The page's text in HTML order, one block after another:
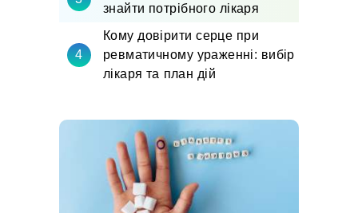
знайти потрібного лікаря
Кому довірити серце при
ревматичному ураженні: вибір
лікаря та план дій